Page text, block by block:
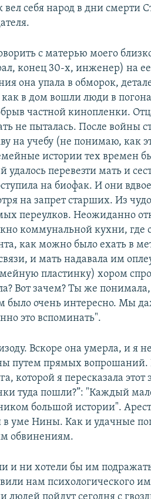
себя народ в дни смерти
с матерью моего
конец 30-х, инженер) на ее
она упала в обморок,
в дом вошли люди в
частной кинопленки.
не пыталась. После войны
на учебу (не понимаю, как
истории тех времен
перевезти мать и
на биофак. И они
на запрет старших. Из
переулков. Неожиданно
коммунальной кухни, где
как можно было ехать в
и мать надавала им
пластинку) хором
Вот зачем? Ты же
очень интересно. Мы
это вспоминать".
Вскоре она умерла, и я
путем прямых вопрошаний.
которой я пересказала этот
туда пошли?”: "Каждый
большой истории".
в уме Нины. Как и удачные
обвинениям.
и ни хотели бы им
нам психологического